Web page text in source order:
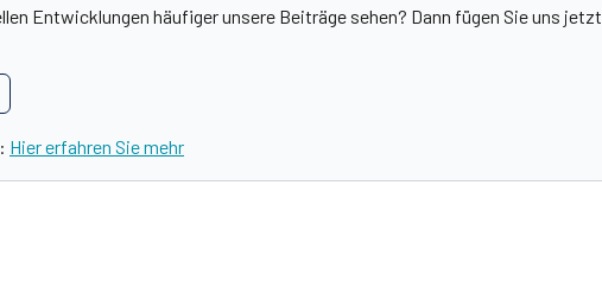
Entwicklungen häufiger unsere Beiträge sehen? Dann fügen Sie uns jetzt
Hier erfahren Sie mehr